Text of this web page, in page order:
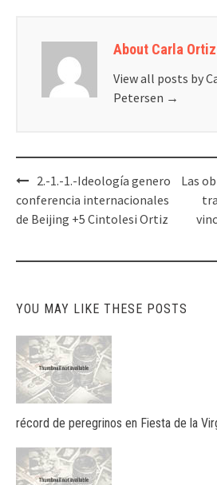
About Carla
View all posts by
Petersen →
Post
navigation
2.-1.-1.-Ideología genero
conferencia internacionales
de Beijing +5 Cintolesi Ortiz
Las
YOU MAY LIKE THESE POSTS
récord de peregrinos en Fiesta de la